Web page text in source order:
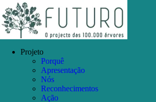
to
content
Facebook
Instagram
YouTube
Projeto
Porquê
Apresentação
Nós
Reconhecimentos
Ação